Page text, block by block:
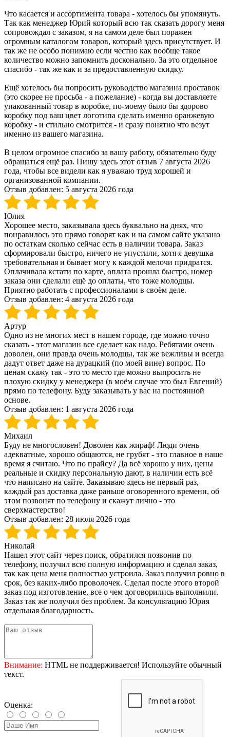
Что касается и ассортимента товара - хотелось бы упомянуть.
Так как менеджер Юрий который всю так сказать дорогу меня
сопровождал с заказом, я на самом деле был поражен
огромным каталогом товаров, который здесь присутствует. И
так же не особо понимаю если честно как вообще такое
количество можно запомнить досконально. За это отдельное
спасибо - так же как и за предоставленную скидку.
Ещё хотелось бы попросить руководство магазина проставок
(это скорее не просьба - а пожелание) - когда вы доставляете
упакованный товар в коробке, по-моему было бы здорово
коробку под ваш цвет логотипа сделать именно оранжевую
коробку - и стильно смотрится - и сразу понятно что везут
именно из вашего магазина.
В целом огромное спасибо за вашу работу, обязательно буду
обращаться ещё раз. Пишу здесь этот отзыв 7 августа 2026
года, чтобы все видели как я уважаю труд хорошей и
организованной компании.
Отзыв добавлен: 5 августа 2026 года
Юлия
Хорошее место, заказывала здесь буквально на днях, что
понравилось это прямо говорят как и на самом сайте указано
по остаткам сколько сейчас есть в наличии товара. Заказ
сформировали быстро, ничего не упустили, хотя я девушка
требовательная и бывает могу к каждой мелочи придратся.
Оплачивала кстати по карте, оплата прошла быстро, номер
заказа они сделали ещё до оплаты, что тоже молодцы.
Приятно работать с профессионалами в своём деле.
Отзыв добавлен: 4 августа 2026 года
Артур
Одно из не многих мест в нашем городе, где можно точно
сказать - этот магазин все сделает как надо. Ребятами очень
доволен, они правда очень молодцы, так же вежливы и всегда
дадут ответ даже на дурацкий (по моей вине) вопрос. По
ценам скажу так - это то место где можно выпросить не
плохую скидку у менеджера (в моём случае это был Евгений)
прямо по телефону. Буду заказывать у вас на постоянной
основе.
Отзыв добавлен: 1 августа 2026 года
Михаил
Буду не многословен! Доволен как жираф! Люди очень
адекватные, хорошо общаются, не грубят - это главное в наше
время я считаю. Что по прайсу? Да всё хорошо у них, цены
реальные и скидку персональную дают, в наличии есть всё
что написано на сайте. Заказываю здесь не первый раз,
каждый раз доставка даже раньше оговоренного времени, об
этом позвонят по телефону и скажут лично - это
сверхмастерство!
Отзыв добавлен: 28 июля 2026 года
Николай
Нашел этот сайт через поиск, обратился позвонив по
телефону, получил всю полную информацию и сделал заказ,
так как цена меня полностью устроила. Заказ получил ровно в
срок, без каких-либо проволочек. Сделал после этого второй
заказ под изготовление, все о чем договорились выполнили.
Заказ так же получил без проблем. За консультацию Юрия
отдельная благодарность.
Внимание: HTML не поддерживается! Используйте обычный
текст.
Оценка: